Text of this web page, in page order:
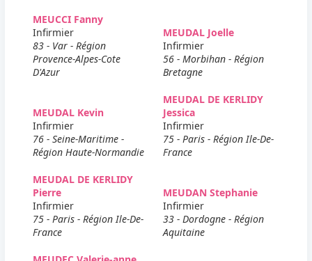
MEUCCI Fanny
Infirmier
83 - Var - Région
Provence-Alpes-Cote
D'Azur
MEUDAL Joelle
Infirmier
56 - Morbihan - Région
Bretagne
MEUDAL Kevin
Infirmier
76 - Seine-Maritime -
Région Haute-Normandie
MEUDAL DE KERLIDY
Jessica
Infirmier
75 - Paris - Région Ile-De-
France
MEUDAL DE KERLIDY
Pierre
Infirmier
75 - Paris - Région Ile-De-
France
MEUDAN Stephanie
Infirmier
33 - Dordogne - Région
Aquitaine